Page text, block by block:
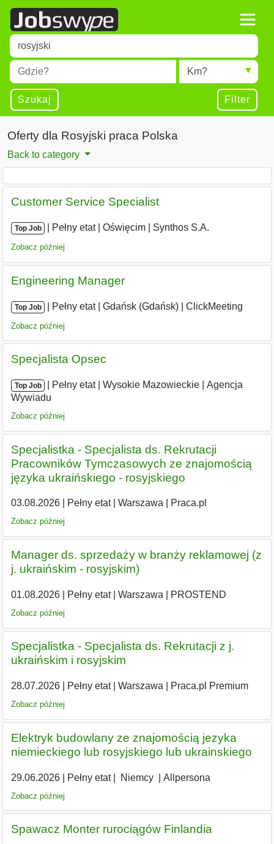
Title
Type 1 or more characters for results.
Miejscowość
Type 1 or more characters for results.
Radius
Szukaj Filter
Oferty dla Rosyjski praca Polska
Back to category
Customer Service Specialist
Top Job Pełny etat| Oświęcim Synthos S.A.
Zobacz później
Engineering Manager
Top Job Pełny etat| Gdańsk (Gdańsk) ClickMeeting
Zobacz później
Specjalista Opsec
Top Job Pełny etat| Wysokie Mazowieckie
Agencja
Wywiadu
Zobacz później
Specjalistka - Specjalista ds. Rekrutacji
Pracowników Tymczasowych ze znajomością
języka ukraińskiego - rosyjskiego
03.08.2026| Pełny etat| Warszawa Praca.pl
Zobacz później
Manager ds. sprzedaży w branży reklamowej (z
j. ukraińskim - rosyjskim)
01.08.2026| Pełny etat| Warszawa PROSTEND
Zobacz później
Specjalistka - Specjalista ds. Rekrutacji z j.
ukraińskim i rosyjskim
28.07.2026| Pełny etat| Warszawa Praca.pl Premium
Zobacz później
Elektryk budowlany ze znajomością jezyka
niemieckiego lub rosyjskiego lub ukrainskiego
29.06.2026| Pełny etat| Niemcy Allpersona
Zobacz później
Spawacz Monter rurociągów Finlandia